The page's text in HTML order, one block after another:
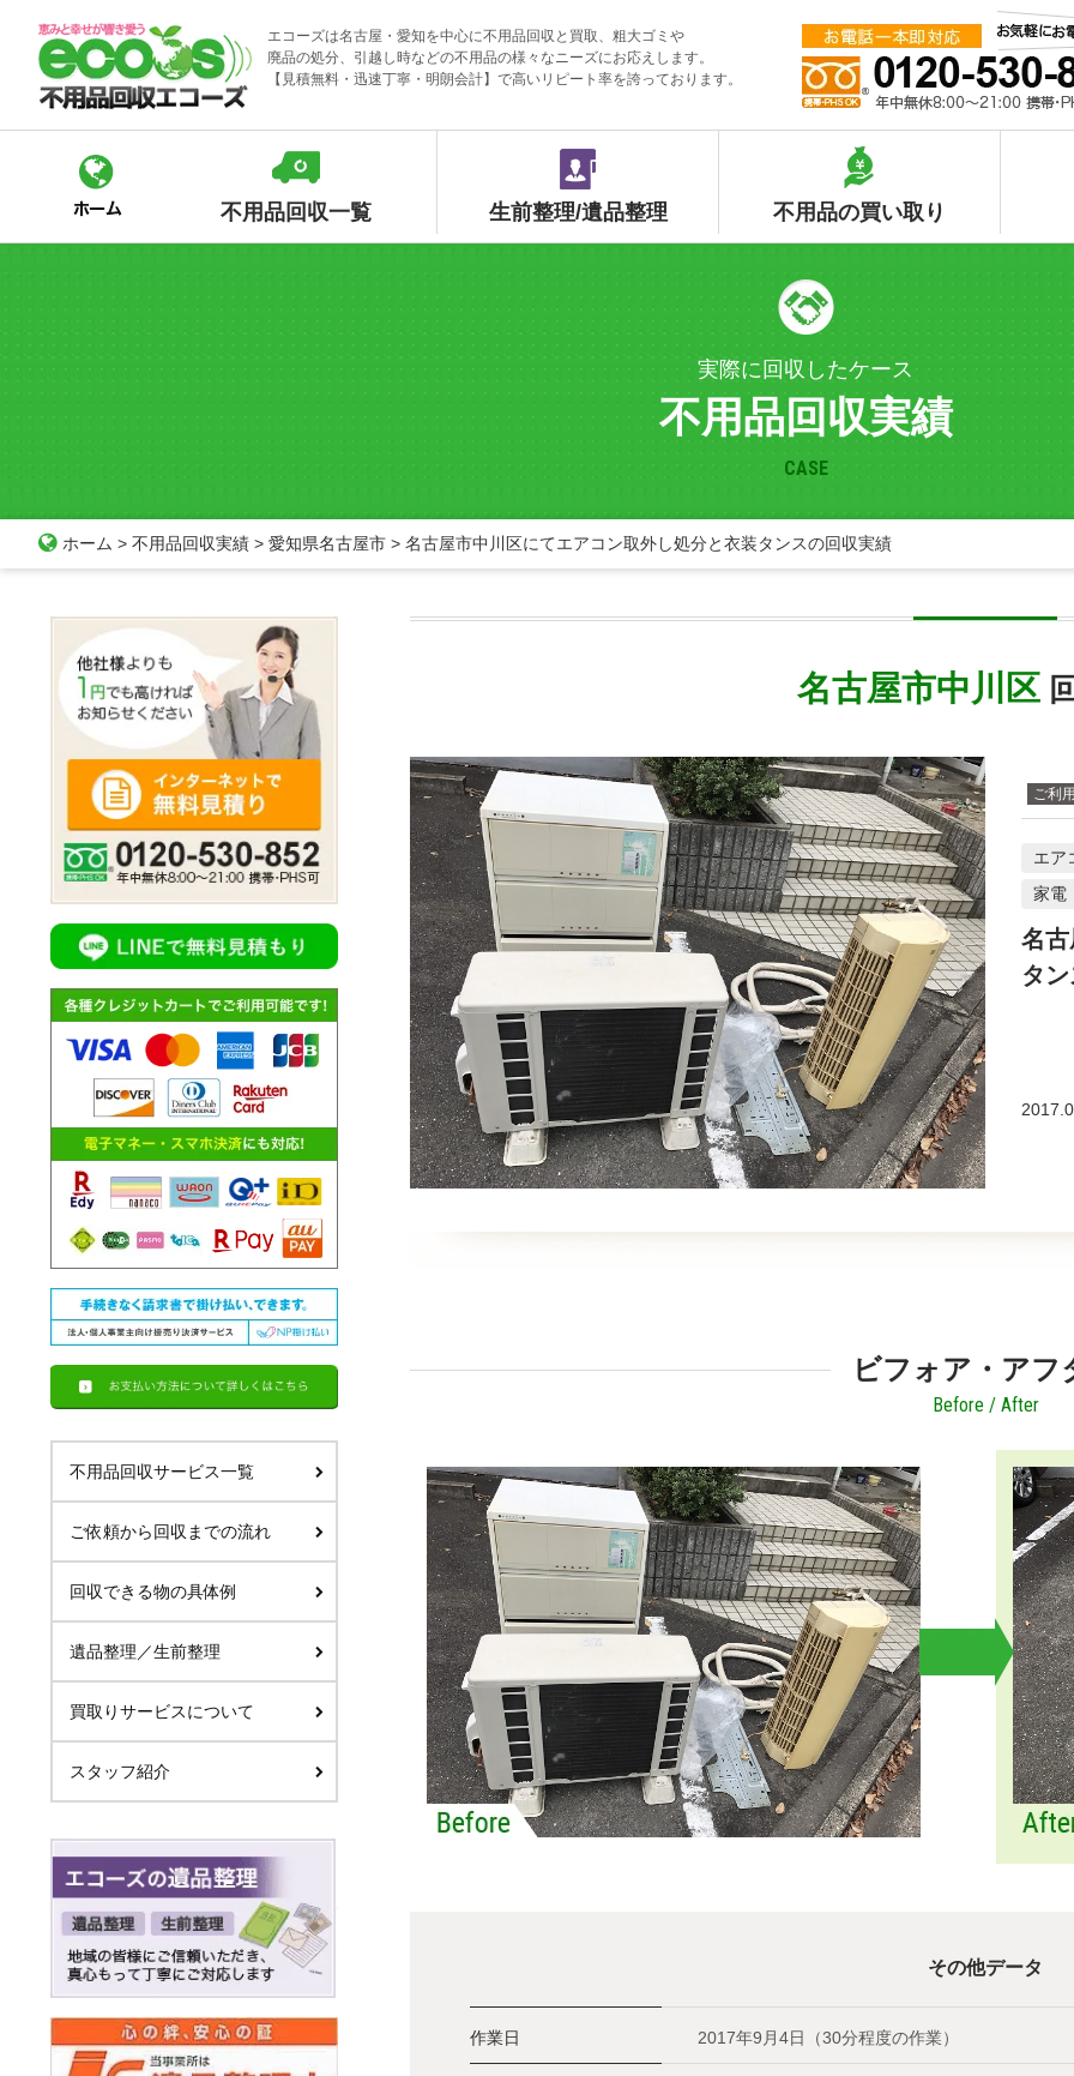
content
エコーズは名古屋・愛知を中心に不用品回収と買取、粗大ゴミや
廃品の処分、引越し時などの不用品の様々なニーズにお応えします。
【見積無料・迅速丁寧・明朗会計】で高いリピート率を誇っております。
不用品回収一覧 生前整理/遺品整理 不用品の買い取り
実際に回収したケース
不用品回収実績
CASE
ホーム > 不用品回収実績 > 愛知県名古屋市 > 名古屋市中川区にてエアコン取外し処分と衣装タンスの回収実績
不用品回収サービス一覧
ご依頼から回収までの流れ
回収できる物の具体例
遺品整理／生前整理
買取りサービスについて
スタッフ紹介
名古屋市中川区
ご利
エア
家電
名
タ
ビフォア・アフ
Before / After
その他データ
作業日 2017年9月4日（30分程度の作業）